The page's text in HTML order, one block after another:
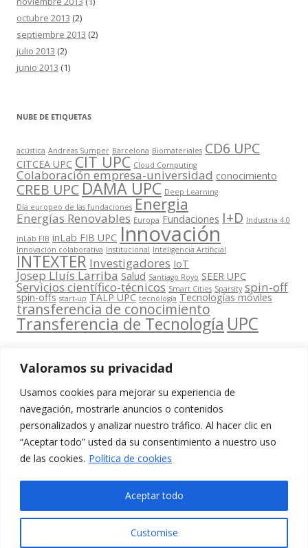
Valoramos su privacidad
Usamos cookies para mejorar su experiencia de
navegación, mostrarle anuncios o contenidos
personalizados y analizar nuestro tráfico. Al hacer clic en
“Aceptar todo” usted da su consentimiento a nuestro uso
de las cookies. Política de cookies
Customise
Aceptar todo
octubre 2013 (2)
septiembre 2013 (2)
julio 2013 (2)
junio 2013 (1)
NUBE DE ETIQUETAS
acústica Andreas Sumper Barcelona Biomateriales CD6 UPC
CITCEA UPC CIT UPC Cloud Computing
Colaboración empresa-universidad conocimiento
CREB UPCDAMA UPC Deep Learning
Día europeo de las fundaciones Energia
Energías Renovables Europa Fundaciones I+D Industria 4.0
inLab FIB inLab FIB UPC Innovación
Innovación colaborativa Institucional Inteligencia Artificial
INTEXTER Investigadores IoT
Josep Lluís Larriba Salud Santiago Royo SEER UPC
Servicios científico-técnicos Smart Cities Sparsity spin-off
spin-offs start-up TALP UPC tecnología Tecnologías móviles
transferencia de conocimiento
Transferencia de Tecnología UPC
Contacta
amb
nosaltres
Edifici
Girona 1-3
www.cit.upc.edu
+34 93 405 44
03
Segueix-nos